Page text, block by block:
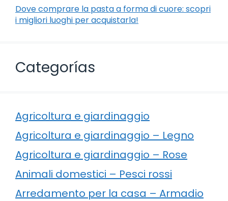
Dove comprare la pasta a forma di cuore: scopri
i migliori luoghi per acquistarla!
Categorías
Agricoltura e giardinaggio
Agricoltura e giardinaggio – Legno
Agricoltura e giardinaggio – Rose
Animali domestici – Pesci rossi
Arredamento per la casa – Armadio